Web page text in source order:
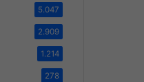
5.047
2.909
1.214
278